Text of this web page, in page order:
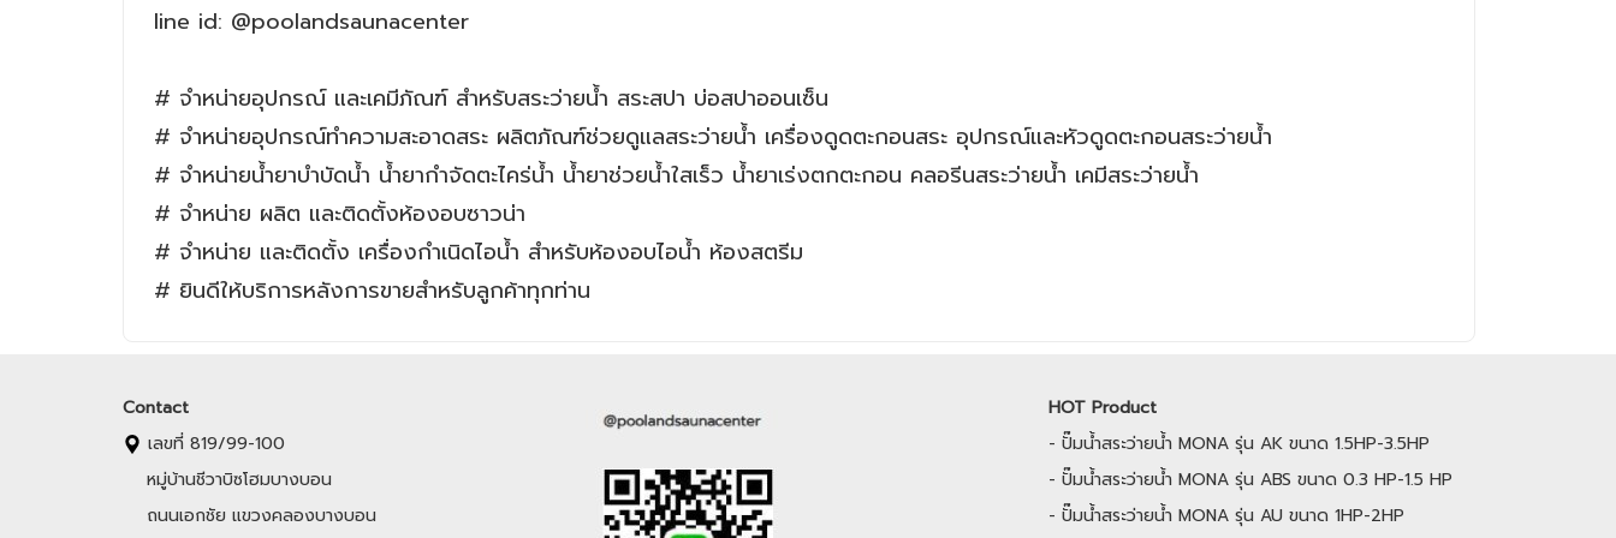
line id: @poolandsaunacenter
# จำหน่ายอุปกรณ์ และเคมีภัณฑ์ สำหรับสระว่ายน้ำ สระสปา บ่อสปาออนเซ็น
# จำหน่ายอุปกรณ์ทำความสะอาดสระ ผลิตภัณฑ์ช่วยดูแลสระว่ายน้ำ เครื่องดูดตะกอนสระ อุปกรณ์และหัวดูดตะกอนสระว่ายน้ำ
# จำหน่ายน้ำยาบำบัดน้ำ น้ำยากำจัดตะไคร่น้ำ น้ำยาช่วยน้ำใสเร็ว น้ำยาเร่งตกตะกอน คลอรีนสระว่ายน้ำ เคมีสระว่ายน้ำ
# จำหน่าย ผลิต และติดตั้งห้องอบซาวน่า
# จำหน่าย และติดตั้ง เครื่องกำเนิดไอน้ำ สำหรับห้องอบไอน้ำ ห้องสตรีม
# ยินดีให้บริการหลังการขายสำหรับลูกค้าทุกท่าน
Contact
เลขที่ 819/99-100
หมู่บ้านชีวาบิซโฮมบางบอน
ถนนเอกชัย แขวงคลองบางบอน
HOT Product
- ปั๊มน้ำสระว่ายน้ำ MONA รุ่น AK ขนาด 1.5HP-3.5HP
- ปั๊มน้ำสระว่ายน้ำ MONA รุ่น ABS ขนาด 0.3 HP-1.5 HP
- ปั๊มน้ำสระว่ายน้ำ MONA รุ่น AU ขนาด 1HP-2HP